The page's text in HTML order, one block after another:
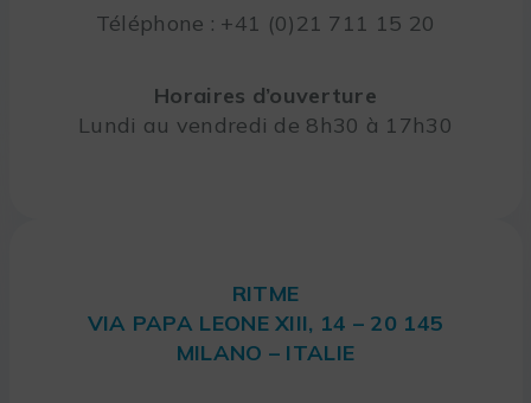
Téléphone : +41 (0)21 711 15 20
Horaires d’ouverture
Lundi au vendredi de 8h30 à 17h30
RITME
VIA PAPA LEONE XIII, 14 – 20 145
MILANO – ITALIE